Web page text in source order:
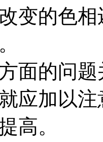
变的色
面的问
应加以
高。